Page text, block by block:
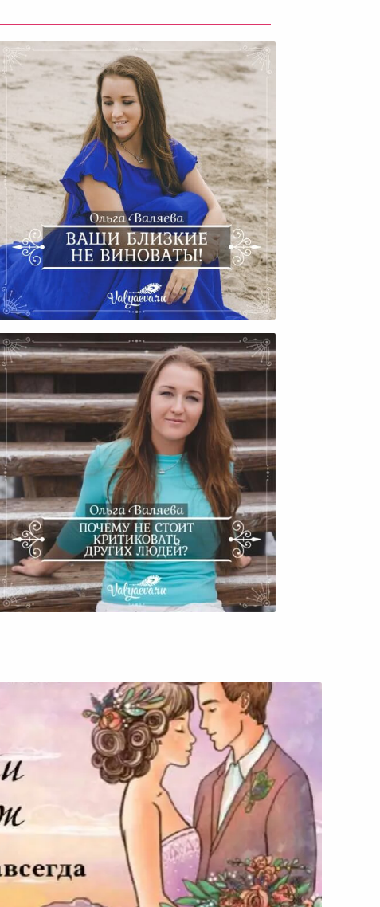
Как Перестать Винить Других В
Своих Бедах?
Почему Не Стоит Критиковать
Других Людей?